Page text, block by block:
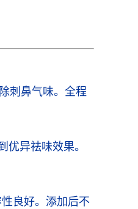
刺鼻气味。全程
异祛味效果。
良好。添加后不